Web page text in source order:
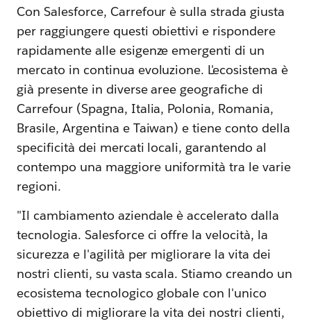
Con Salesforce, Carrefour è sulla strada giusta
per raggiungere questi obiettivi e rispondere
rapidamente alle esigenze emergenti di un
mercato in continua evoluzione. L'ecosistema è
già presente in diverse aree geografiche di
Carrefour (Spagna, Italia, Polonia, Romania,
Brasile, Argentina e Taiwan) e tiene conto della
specificità dei mercati locali, garantendo al
contempo una maggiore uniformità tra le varie
regioni.
"Il cambiamento aziendale è accelerato dalla
tecnologia. Salesforce ci offre la velocità, la
sicurezza e l'agilità per migliorare la vita dei
nostri clienti, su vasta scala. Stiamo creando un
ecosistema tecnologico globale con l'unico
obiettivo di migliorare la vita dei nostri clienti,